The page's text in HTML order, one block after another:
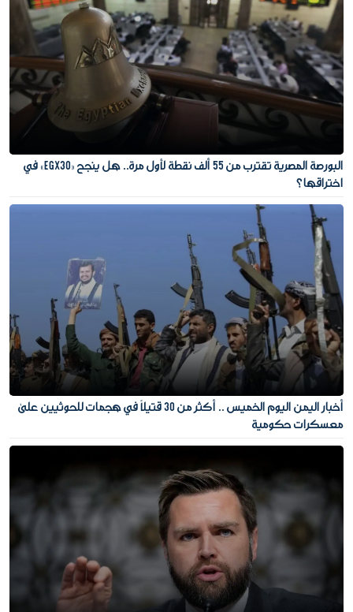
البورصة المصرية تقترب من 55 ألف نقطة لأول مرة.. هل ينجح «EGX30» في
اختراقها؟
أخبار اليمن اليوم الخميس .. أكثر من 30 قتيلًا في هجمات للحوثيين على
معسكرات حكومية